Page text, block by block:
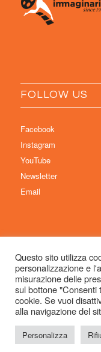
FOLLOW US
Facebook
Instagram
YouTube
Newsletter
Email
© Copyright 2026
Associazione Culturale
Dott.ssa Michela Sabattini,
info@immaginariaff.it- Tutti
Simple
Questo sito utilizza
personalizzazione e
misurazione delle
sul bottone "Consenti
cookie. Se vuoi
alla navigazione del
Personalizza